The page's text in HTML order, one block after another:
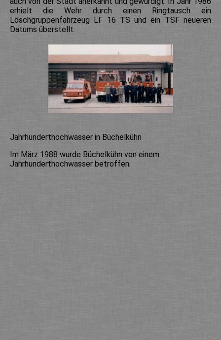
erhielt die Wehr durch einen Ringtausch ein
Löschgruppenfahrzeug LF 16 TS und ein TSF neueren
Datums überstellt.
Jahrhunderthochwasser in Büchelkühn
Im März 1988 wurde Büchelkühn von einem
Jahrhunderthochwasser betroffen.